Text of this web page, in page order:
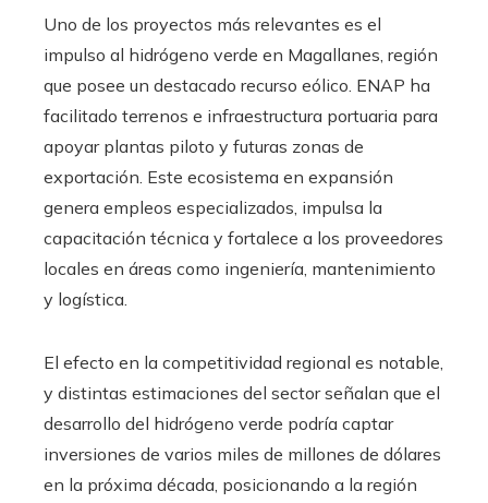
Uno de los proyectos más relevantes es el
impulso al hidrógeno verde en Magallanes, región
que posee un destacado recurso eólico. ENAP ha
facilitado terrenos e infraestructura portuaria para
apoyar plantas piloto y futuras zonas de
exportación. Este ecosistema en expansión
genera empleos especializados, impulsa la
capacitación técnica y fortalece a los proveedores
locales en áreas como ingeniería, mantenimiento
y logística.
El efecto en la competitividad regional es notable,
y distintas estimaciones del sector señalan que el
desarrollo del hidrógeno verde podría captar
inversiones de varios miles de millones de dólares
en la próxima década, posicionando a la región